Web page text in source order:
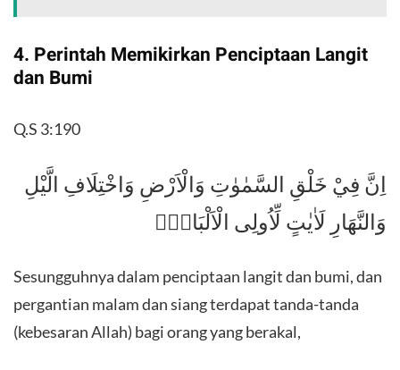
4. Perintah Memikirkan Penciptaan Langit
dan Bumi
Q.S 3:190
اِنَّ فِيْ خَلْقِ السَّمٰوٰتِ وَالْاَرْضِ وَاخْتِلَافِ الَّيْلِ
وَالنَّهَارِ لَاٰيٰتٍ لِّاُولِى الْاَلْبَابِۙ
Sesungguhnya dalam penciptaan langit dan bumi, dan
pergantian malam dan siang terdapat tanda-tanda
(kebesaran Allah) bagi orang yang berakal,